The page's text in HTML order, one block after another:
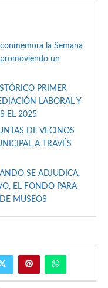
la Semana
un
PRIMER
LABORAL Y
EL 2025
DE VECINOS
A TRAVÉS
SE ADJUDICA,
EL FONDO PARA
MUSEOS